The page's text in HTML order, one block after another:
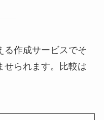
る作成サービスでそ
せられます。比較は